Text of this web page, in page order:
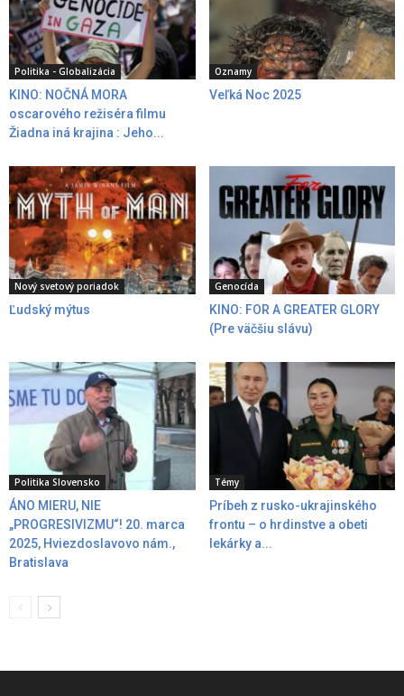
Politika - Globalizácia
KINO: NOČNÁ MORA
oscarového režiséra filmu
Žiadna iná krajina : Jeho...
Oznamy
Veľká Noc 2025
Nový svetový poriadok
Ľudský mýtus
Genocída
KINO: FOR A GREATER GLORY
(Pre väčšiu slávu)
Politika Slovensko
ÁNO MIERU, NIE
„PROGRESIVIZMU“! 20. marca
2025, Hviezdoslavovo nám.,
Bratislava
Témy
Príbeh z rusko-ukrajinského
frontu – o hrdinstve a obeti
lekárky a...